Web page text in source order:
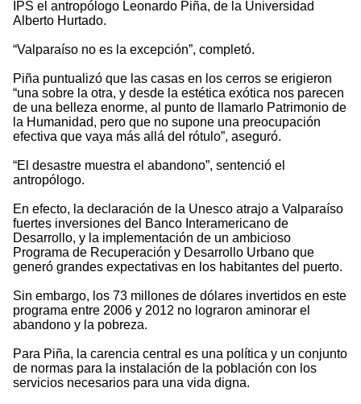
IPS el antropólogo Leonardo Piña, de la Universidad
Alberto Hurtado.
“Valparaíso no es la excepción”, completó.
Piña puntualizó que las casas en los cerros se erigieron
“una sobre la otra, y desde la estética exótica nos parecen
de una belleza enorme, al punto de llamarlo Patrimonio de
la Humanidad, pero que no supone una preocupación
efectiva que vaya más allá del rótulo”, aseguró.
“El desastre muestra el abandono”, sentenció el
antropólogo.
En efecto, la declaración de la Unesco atrajo a Valparaíso
fuertes inversiones del Banco Interamericano de
Desarrollo, y la implementación de un ambicioso
Programa de Recuperación y Desarrollo Urbano que
generó grandes expectativas en los habitantes del puerto.
Sin embargo, los 73 millones de dólares invertidos en este
programa entre 2006 y 2012 no lograron aminorar el
abandono y la pobreza.
Para Piña, la carencia central es una política y un conjunto
de normas para la instalación de la población con los
servicios necesarios para una vida digna.